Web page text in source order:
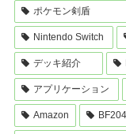
ポケモン剣盾
Nintendo Switch
デッキ紹介
アプリケーション
Amazon